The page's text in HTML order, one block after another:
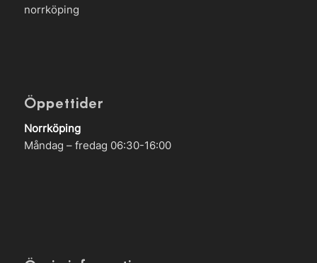
norrköping
Öppettider
Norrköping
Måndag – fredag 06:30-16:00